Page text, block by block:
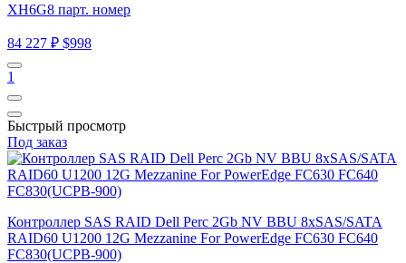
XH6G8 парт. номер
84 227 ₽ $998
1
Быстрый просмотр
Под заказ
Контроллер SAS RAID Dell Perc 2Gb NV BBU 8xSAS/SATA
RAID60 U1200 12G Mezzanine For PowerEdge FC630 FC640
FC830(UCPB-900)